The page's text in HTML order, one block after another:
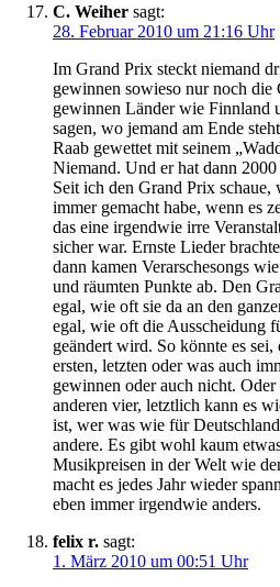
C. Weiher sagt:
28. Februar 2010 um 21:16 Uhr
Im Grand Prix steckt niemand
gewinnen sowieso nur noch die
gewinnen Länder wie Finnland
sagen, wo jemand am Ende
Raab gewettet mit seinem
Niemand. Und er hat dann
Seit ich den Grand Prix
immer gemacht habe, wenn es
das eine irgendwie irre
sicher war. Ernste Lieder
dann kamen Verarschesongs
und räumten Punkte ab. Den
egal, wie oft sie da an den
egal, wie oft die Ausscheidung
geändert wird. So könnte es sei,
ersten, letzten oder was auch
gewinnen oder auch nicht.
anderen vier, letztlich kann es
ist, wer was wie für
andere. Es gibt wohl kaum
Musikpreisen in der Welt wie
macht es jedes Jahr wieder
eben immer irgendwie anders.
felix r. sagt:
1. März 2010 um 00:51 Uhr